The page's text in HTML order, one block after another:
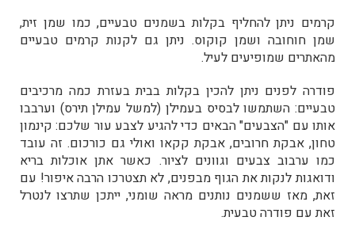
קרמים ניתן להחליף בקלות בשמנים טבעיים, כמו שמן זית,
שמן חוחובה ושמן קוקוס. ניתן גם לקנות קרמים טבעיים
מהאתרים שמופיעים לעיל.
פודרה לפנים ניתן להכין בקלות בבית בעזרת כמה מרכיבים
טבעיים: השתמשו לבסיס בעמילן (למשל עמילן תירס) וערבבו
אותו עם "הצבעים" הבאים כדי להגיע לצבע עור שלכם: קינמון
טחון, אבקת חרובים, אבקת קקאו ואולי גם כורכום. זה עובד
כמו ערבוב צבעים וגוונים לציור. כאשר אתן אוכלות בריא
ודואגות לנקות את הגוף מבפנים, לא תצטרכו הרבה איפור! עם
זאת, מאז ששמנים נותנים מראה שומני, ייתכן שתרצו לנטרל
זאת עם פודרה טבעית.